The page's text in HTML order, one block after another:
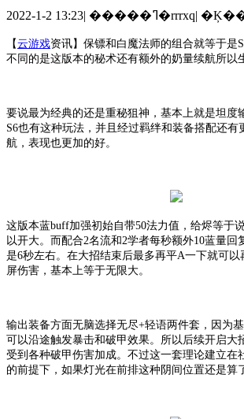
2022-1-2 13:23| �����ߣ�rrrxq|
【云游戏资讯】 保镖和白魔法师的组合就等于是
不同的是这版本的秘术还有额外的奶量续航所以
要说最为经典的还是重秘狙神，基本上就是坦度
S6也有这种玩法，并且经过羁绊和装备搭配还有
航，表现也更加的好。
这版本蓝buff加强初始自带50法力值，给烬等于
以开大。而配合2名流和2学者每秒额外10蓝量回
是6秒左右。在大招结束后最多再平A一下就可
屏伤害，基本上等于无限大。
输出装备方面无脑选择无尽+轻语两件套，因为
可以沿途触发暴击和破甲效果。所以后续开启大
受到各种破甲伤害加成。不过这一套理论建立在
的前提下，如果灯光在前排这种阴间位置还是算